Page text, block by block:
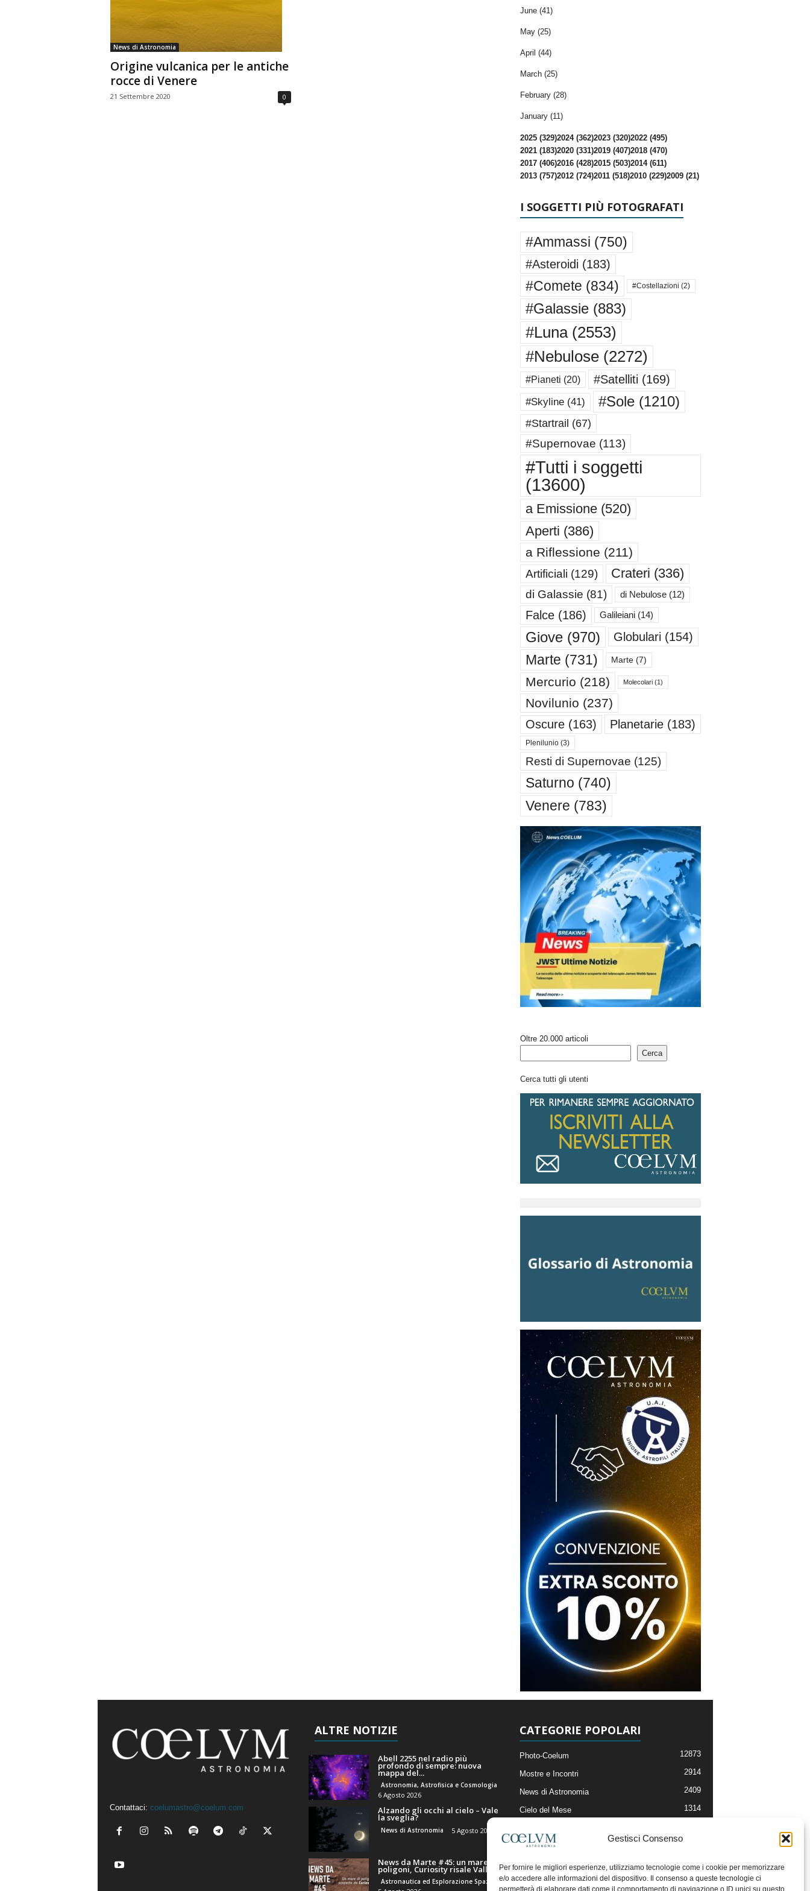
Gestisci Consenso
Per fornire le migliori esperienze, utilizziamo tecnologie come i cookie per memorizzare
e/o accedere alle informazioni del dispositivo. Il consenso a queste tecnologie ci
permetterà di elaborare dati come il comportamento di navigazione o ID unici su questo
i
a
News di Astronomia
Origine vulcanica per le antiche
rocce di Venere
21 Settembre 2020 0
June (41)
May (25)
April (44)
March (25)
February (28)
January (11)
2025 (329)2024 (362)2023 (320)2022 (495)
2021 (183)2020 (331)2019 (407)2018 (470)
2017 (406)2016 (428)2015 (503)2014 (611)
2013 (757)2012 (724)2011 (518)2010 (229)2009 (21)
I SOGGETTI PIÙ FOTOGRAFATI
#Ammassi (750)
#Asteroidi (183)
#Comete (834) #Costellazioni (2)
#Galassie(883)
#Luna(2553)
#Nebulose(2272)
#Pianeti (20) #Satelliti (169)
#Skyline(41) #Sole(1210)
#Startrail (67)
#Supernovae (113)
#Tutti i soggetti
(13600)
a Emissione(520)
Aperti (386)
a Riflessione (211)
Artificiali (129) Crateri (336)
di Galassie (81) di Nebulose(12)
Falce(186) Galileiani(14)
Giove(970) Globulari (154)
Marte (731) Marte(7)
Mercurio (218) Molecolari(1)
Novilunio (237)
Oscure(163) Planetarie(183)
Plenilunio(3)
Resti di Supernovae (125)
Saturno (740)
Venere (783)
Oltre 20.000 articoli
Cerca
Cerca tutti gli utenti
Contattaci: coelumastro@coelum.com
ALTRE NOTIZIE
Abell 2255 nel radio più
profondo di sempre: nuova
mappa del...
Astronomia, Astrofisica e Cosmologia
6 Agosto 2026
Alzando gli occhi al cielo – Vale
la sveglia?
News di Astronomia 5 Agosto 2026
News da Marte #45: un mare di
poligoni, Curiosity risale Valle...
CATEGORIE POPOLARI
Photo-Coelum 12873
Mostre e Incontri 2914
News di Astronomia 2409
Cielo del Mese 1314
Articoli e Risorse On-Line
Il Blog della Redazione